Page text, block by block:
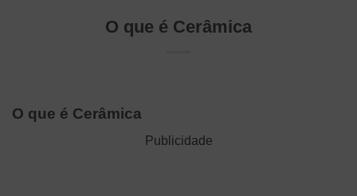
O que é Cerâmica
O que é Cerâmica
Publicidade